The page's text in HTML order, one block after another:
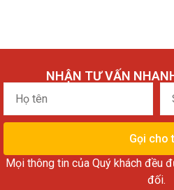
NHẬN TƯ VẤN
Họ
tên
Gọi cho
Mọi thông tin của Quý khách đều
đối.